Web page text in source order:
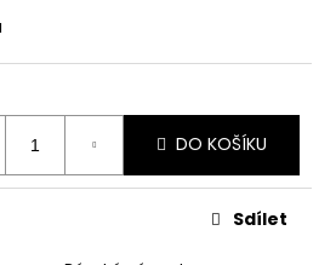
DO KOŠÍKU
Sdílet